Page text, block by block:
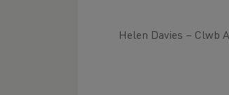
Helen Davies – Clwb